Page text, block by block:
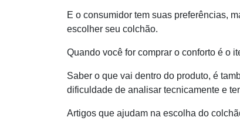
E o consumidor tem suas preferências,
escolher seu colchão.
Quando você for comprar o conforto é o
Saber o que vai dentro do produto, é
dificuldade de analisar tecnicamente e
Artigos que ajudam na escolha do